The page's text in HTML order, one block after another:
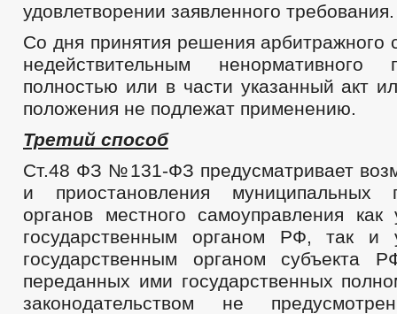
удовлетворении заявленного требования.
Со дня принятия решения арбитражного
недействительным ненормативного
полностью или в части указанный акт
положения не подлежат применению.
Третий способ
Ст.48 ФЗ №131-ФЗ предусматривает
и приостановления муниципальных
органов местного самоуправления как
государственным органом РФ, так и
государственным органом субъекта
переданных ими государственных
законодательством не